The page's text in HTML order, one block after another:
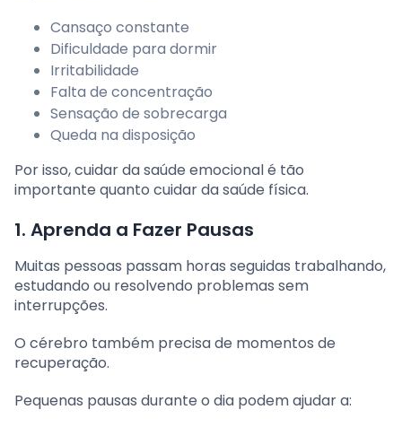
Cansaço constante
Dificuldade para dormir
Irritabilidade
Falta de concentração
Sensação de sobrecarga
Queda na disposição
Por isso, cuidar da saúde emocional é tão
importante quanto cuidar da saúde física.
1. Aprenda a Fazer Pausas
Muitas pessoas passam horas seguidas trabalhando,
estudando ou resolvendo problemas sem
interrupções.
O cérebro também precisa de momentos de
recuperação.
Pequenas pausas durante o dia podem ajudar a: